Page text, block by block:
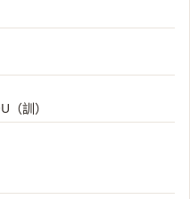
（訓）